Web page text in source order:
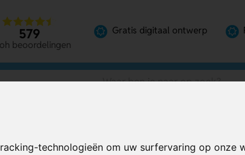
technologieën om uw surfervaring op onze
579
beoordelingen
Gratis digitaal ontwerp